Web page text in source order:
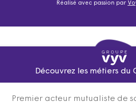
Réalisé avec passion par
Découvrez les métiers du
Premier acteur mutualiste de